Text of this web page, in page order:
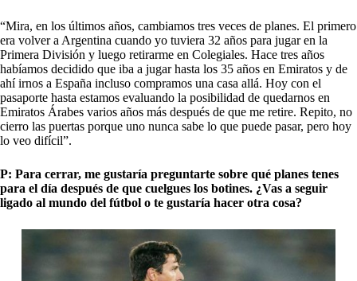
“Mira, en los últimos años, cambiamos tres veces de planes. El primero
era volver a Argentina cuando yo tuviera 32 años para jugar en la
Primera División y luego retirarme en Colegiales. Hace tres años
habíamos decidido que iba a jugar hasta los 35 años en Emiratos y de
ahí irnos a España incluso compramos una casa allá. Hoy con el
pasaporte hasta estamos evaluando la posibilidad de quedarnos en
Emiratos Árabes varios años más después de que me retire. Repito, no
cierro las puertas porque uno nunca sabe lo que puede pasar, pero hoy
lo veo difícil”.
P: Para cerrar, me gustaría preguntarte sobre qué planes tenes
para el día después de que cuelgues los botines. ¿Vas a seguir
ligado al mundo del fútbol o te gustaría hacer otra cosa?